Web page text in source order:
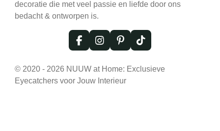
decoratie die met veel passie en liefde door ons
bedacht & ontworpen is.
F
e
b
I
t
a
P
t
e
T
T
© 2020 - 2026 NUUW at Home: Exclusieve
Eyecatchers voor Jouw Interieur